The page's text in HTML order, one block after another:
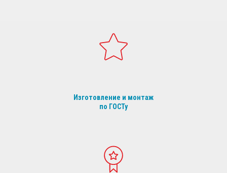
Изготовление и монтаж
по ГОСТу